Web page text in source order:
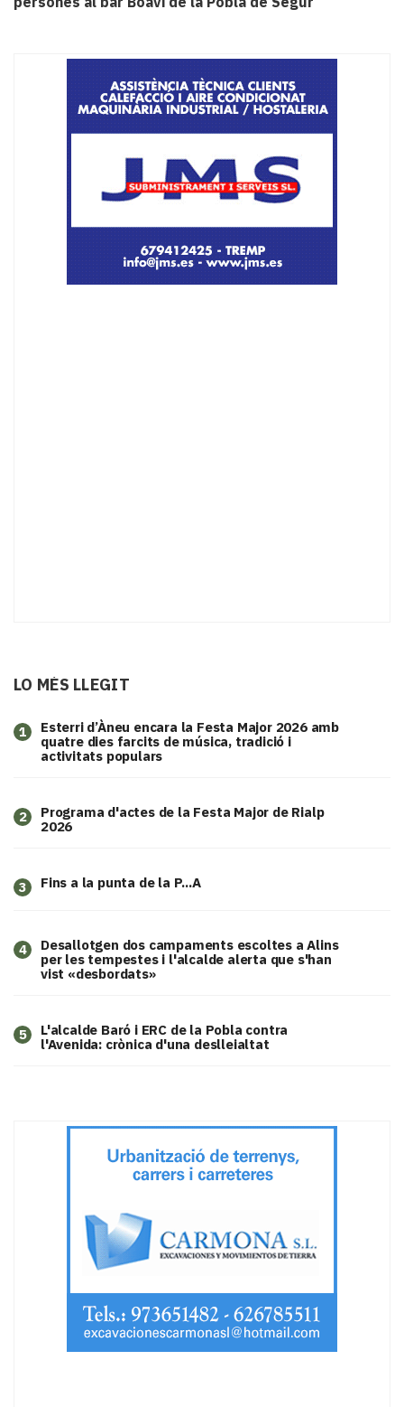
LO MÉS LLEGIT
1
Esterri d’Àneu encara la Festa Major 2026 amb
quatre dies farcits de música, tradició i
activitats populars
2
Programa d'actes de la Festa Major de Rialp
2026
3 Fins a la punta de la P...A
4
​Desallotgen dos campaments escoltes a Alins
per les tempestes i l'alcalde alerta que s'han
vist «desbordats»
5
L'alcalde Baró i ERC de la Pobla contra
l'Avenida: crònica d'una deslleialtat